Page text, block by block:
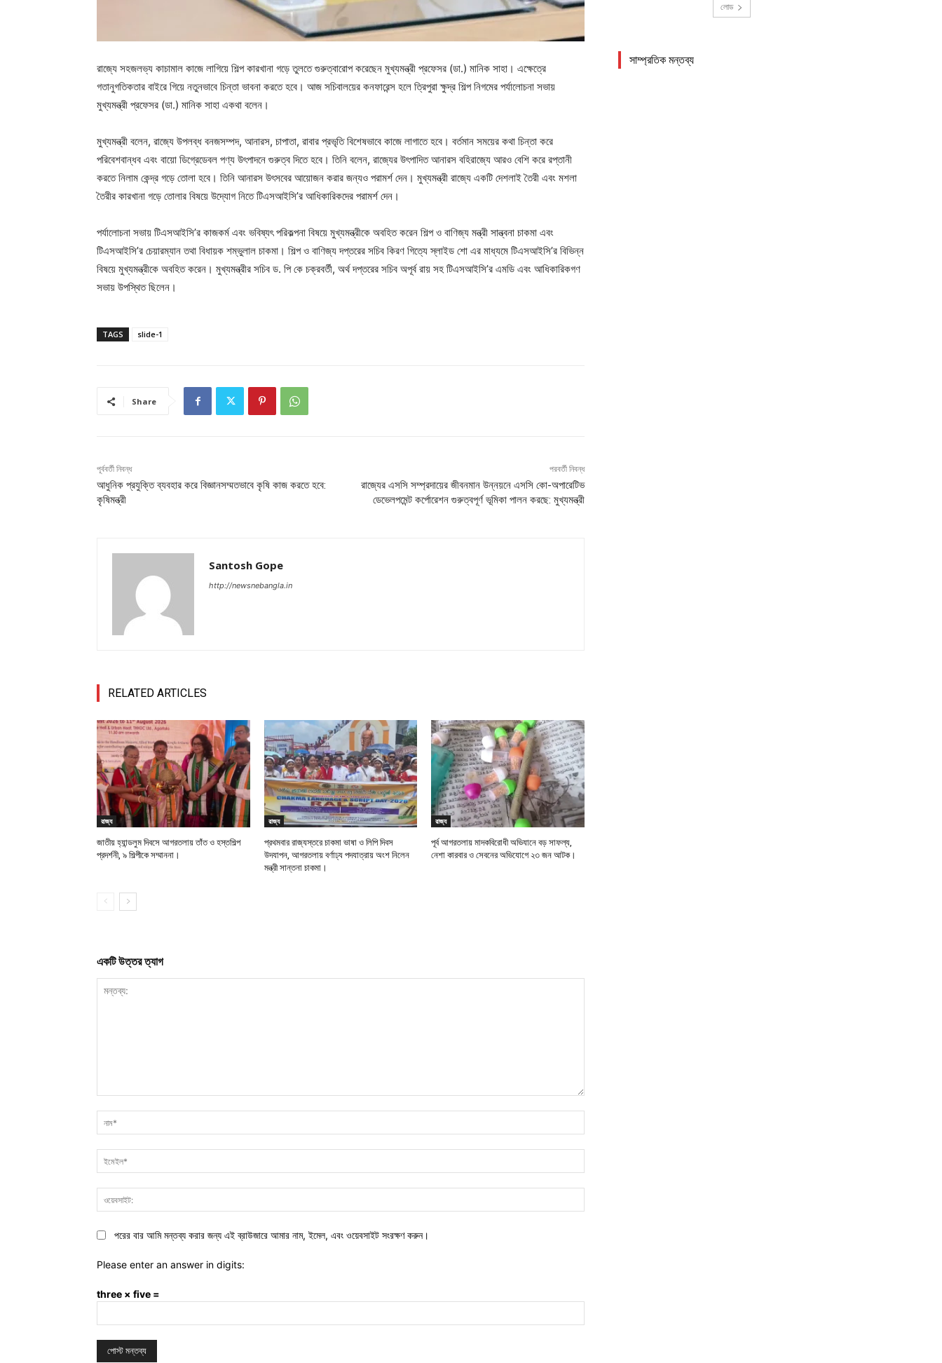
রাজ্যে সহজলভ্য কাচামাল কাজে লাগিয়ে শিল্প কারখানা গড়ে তুলতে গুরুত্বারোপ করেছেন মুখ্যমন্ত্রী প্রফেসর (ডা.) মানিক সাহা। এক্ষেত্রে
গতানুগতিকতার বাইরে গিয়ে নতুনভাবে চিন্তা ভাবনা করতে হবে। আজ সচিবালয়ের কনফারেন্স হলে ত্রিপুরা ক্ষুদ্র শিল্প নিগমের পর্যালোচনা সভায়
মুখ্যমন্ত্রী প্রফেসর (ডা.) মানিক সাহা একথা বলেন।
মুখ্যমন্ত্রী বলেন, রাজ্যে উপলব্ধ বনজসম্পদ, আনারস, চাপাতা, রাবার প্রভৃতি বিশেষভাবে কাজে লাগাতে হবে। বর্তমান সময়ের কথা চিন্তা করে
পরিবেশবান্ধব এবং বায়ো ডিগ্রেডেবল পণ্য উৎপাদনে গুরুত্ব দিতে হবে। তিনি বলেন, রাজ্যের উৎপাদিত আনারস বহিরাজ্যে আরও বেশি করে রপ্তানী
করতে নিলাম কেন্দ্র গড়ে তোলা হবে। তিনি আনারস উৎসবের আয়োজন করার জন্যও পরামর্শ দেন। মুখ্যমন্ত্রী রাজ্যে একটি দেশলাই তৈরী এবং মশলা
তৈরীর কারখানা গড়ে তোলার বিষয়ে উদ্যোগ নিতে টিএসআইসি’র আধিকারিকদের পরামর্শ দেন।
পর্যালোচনা সভায় টিএসআইসি’র কাজকর্ম এবং ভবিষ্যৎ পরিকল্পনা বিষয়ে মুখ্যমন্ত্রীকে অবহিত করেন শিল্প ও বাণিজ্য মন্ত্রী সান্ত্বনা চাকমা এবং
টিএসআইসি’র চেয়ারম্যান তথা বিধায়ক শম্ভুলাল চাকমা। শিল্প ও বাণিজ্য দপ্তরের সচিব কিরণ গিত্যে স্লাইড শো এর মাধ্যমে টিএসআইসি’র বিভিন্ন
বিষয়ে মুখ্যমন্ত্রীকে অবহিত করেন। মুখ্যমন্ত্রীর সচিব ড. পি কে চক্রবর্তী, অর্থ দপ্তরের সচিব অপূর্ব রায় সহ টিএসআইসি’র এমডি এবং আধিকারিকগণ
সভায় উপস্থিত ছিলেন।
TAGS slide-1
Share
পূর্ববর্তী নিবন্ধ
আধুনিক প্রযুক্তি ব্যবহার করে বিজ্ঞানসম্মতভাবে কৃষি কাজ করতে হবে:
কৃষিমন্ত্রী
পরবর্তী নিবন্ধ
রাজ্যের এসসি সম্প্রদায়ের জীবনমান উন্নয়নে এসসি কো-অপারেটিভ
ডেভেলপমেন্ট কর্পোরেশন গুরুত্বপূর্ণ ভূমিকা পালন করছে: মুখ্যমন্ত্রী
Santosh Gope
http://newsnebangla.in
RELATED ARTICLES
রাজ্য
জাতীয় হ্যান্ডলুম দিবসে আগরতলায় তাঁত ও হস্তশিল্প
প্রদর্শনী, ৯ শিল্পীকে সম্মাননা।
রাজ্য
প্রথমবার রাজ্যস্তরে চাকমা ভাষা ও লিপি দিবস
উদযাপন, আগরতলায় বর্ণাঢ্য পদযাত্রায় অংশ নিলেন
মন্ত্রী সান্তনা চাকমা।
রাজ্য
পূর্ব আগরতলায় মাদকবিরোধী অভিযানে বড় সাফল্য,
নেশা কারবার ও সেবনের অভিযোগে ২৩ জন আটক।
একটি উত্তর ত্যাগ
পরের বার আমি মন্তব্য করার জন্য এই ব্রাউজারে আমার নাম, ইমেল, এবং ওয়েবসাইট সংরক্ষণ করুন।
Please enter an answer in digits:
three × five =
লোড
সাম্প্রতিক মন্তব্য